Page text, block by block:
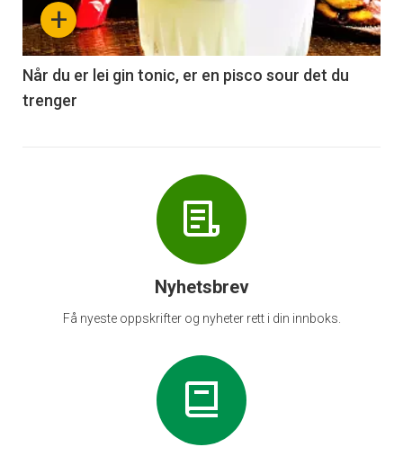
-
6
+
Når du er lei gin tonic, er en pisco sour det du
trenger
Nyhetsbrev
Få nyeste oppskrifter og nyheter rett i din innboks.